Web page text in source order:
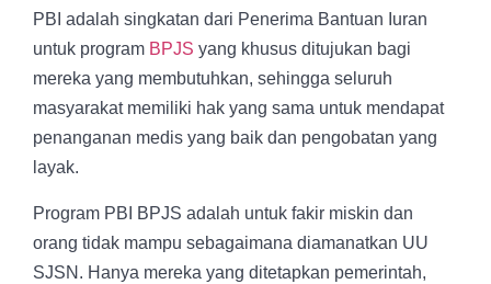
PBI adalah singkatan dari Penerima Bantuan Iuran
untuk program BPJS yang khusus ditujukan bagi
mereka yang membutuhkan, sehingga seluruh
masyarakat memiliki hak yang sama untuk mendapat
penanganan medis yang baik dan pengobatan yang
layak.
Program PBI BPJS adalah untuk fakir miskin dan
orang tidak mampu sebagaimana diamanatkan UU
SJSN. Hanya mereka yang ditetapkan pemerintah,